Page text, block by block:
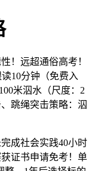
远超通俗高考！
10分钟（免费入
米泅水（尺度：2
跳绳突击策略：泅
成社会实践40小时
证书申请免考！单